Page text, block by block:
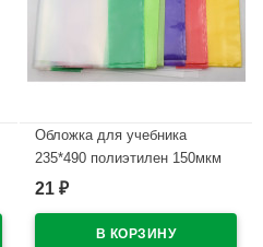
Обложка для учебника
235*490 полиэтилен 150мкм
универсальная М арт У 235
21 ₽